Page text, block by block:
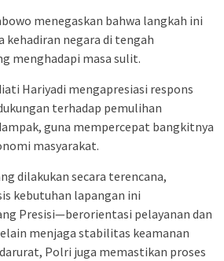
menegaskan bahwa langkah ini
kehadiran negara di tengah
menghadapi masa sulit.
Hariyadi mengapresiasi respons
terhadap pemulihan
guna mempercepat bangkitnya
masyarakat.
dilakukan secara terencana,
kebutuhan lapangan ini
Presisi—berorientasi pelayanan dan
menjaga stabilitas keamanan
Polri juga memastikan proses